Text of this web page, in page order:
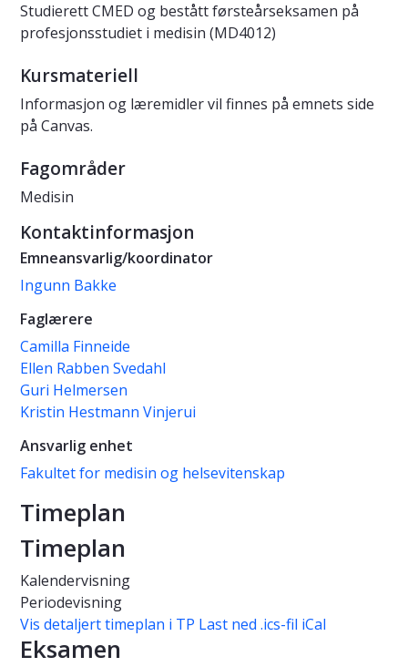
Studierett CMED og bestått førsteårseksamen på
profesjonsstudiet i medisin (MD4012)
Kursmateriell
Informasjon og læremidler vil finnes på emnets side
på Canvas.
Fagområder
Medisin
Kontaktinformasjon
Emneansvarlig/koordinator
Ingunn Bakke
Faglærere
Camilla Finneide
Ellen Rabben Svedahl
Guri Helmersen
Kristin Hestmann Vinjerui
Ansvarlig enhet
Fakultet for medisin og helsevitenskap
Timeplan
Timeplan
Kalendervisning
Periodevisning
Vis detaljert timeplan i TP Last ned .ics-fil iCal
Eksamen